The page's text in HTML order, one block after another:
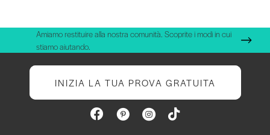
Amiamo restituire alla nostra comunità. Scoprite i modi in cui
stiamo aiutando.
INIZIA LA TUA PROVA GRATUITA